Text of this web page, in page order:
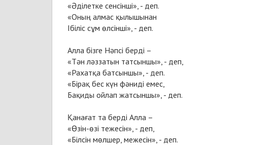
«Әділетке сенсінші», - деп.
«Оның алмас қылышынан
Ібіліс сұм өлсінші», - деп.
Алла бізге Нәпсі берді –
«Тән ләззатын татсыншы», - деп,
«Рахатқа батсыншы», - деп.
«Бірақ бес күн фәниді емес,
Бақиды ойлап жатсыншы», - деп.
Қанағат та берді Алла –
«Өзін-өзі тежесін», - деп,
«Білсін мөлшер, межесін», - деп.